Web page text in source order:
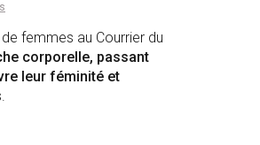
femmes au Courrier du
corporelle, passant
leur féminité et